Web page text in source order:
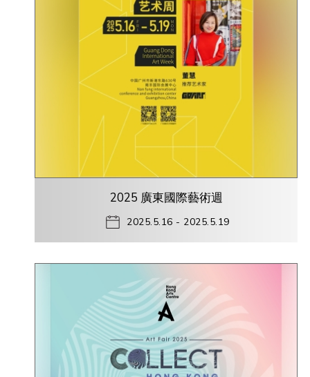
2025 廣東國際藝術週
2025.5.16 - 2025.5.19